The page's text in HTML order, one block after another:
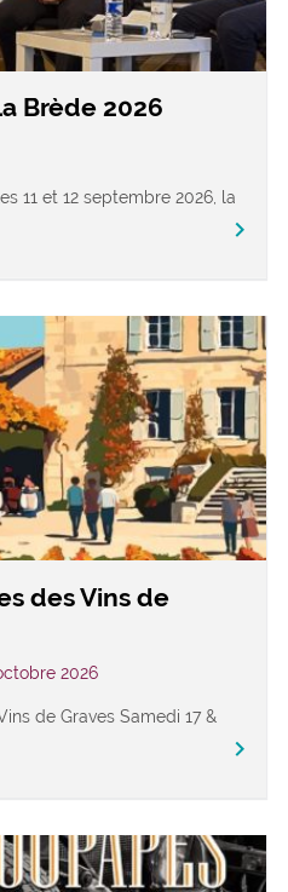
Brède 2026
11 et 12 septembre 2026, la
keyboard_arrow_right
des Vins de
2026
de Graves Samedi 17 &
keyboard_arrow_right